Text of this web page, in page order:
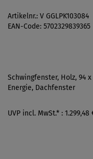
Artikelnr.: V GGLPK103084
EAN-Code: 5702329839365
Schwingfenster, Holz, 94
Energie, Dachfenster
UVP incl. MwSt.* : 1.299,48